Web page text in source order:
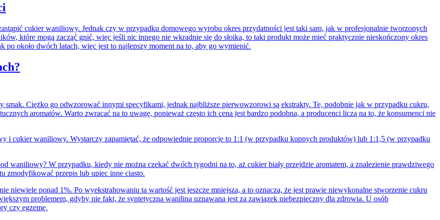
cukier waniliowy. Jednak czy w przypadku domowego wyrobu okres przydatności jest taki sam, jak w profesjonalnie tworzonych
które mogą zacząć gnić, więc jeśli nic innego nie wkradnie się do słoika, to taki produkt może mieć praktycznie nieskończony okres
około dwóch latach, więc jest to najlepszy moment na to, aby go wymienić.
Ciężko go odwzorować innymi specyfikami, jednak najbliższe pierwowzorowi są ekstrakty. Te, podobnie jak w przypadku cukru,
aromatów. Warto zwracać na to uwagę, ponieważ często ich cena jest bardzo podobna, a producenci liczą na to, że konsumenci nie
i cukier waniliowy. Wystarczy zapamiętać, że odpowiednie proporcje to 1:1 (w przypadku kupnych produktów) lub 1:1,5 (w przypadku
waniliowy? W przypadku, kiedy nie można czekać dwóch tygodni na to, aż cukier biały przejdzie aromatem, a znalezienie prawdziwego
zmodyfikować przepis lub upiec inne ciasto.
niewiele ponad 1%. Po wyekstrahowaniu ta wartość jest jeszcze mniejsza, a to oznacza, że jest prawie niewykonalne stworzenie cukru
problemem, gdyby nie fakt, że syntetyczna wanilina uznawana jest za zawiązek niebezpieczny dla zdrowia. U osób
czy egzemę.